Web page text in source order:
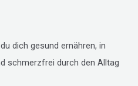
dich gesund ernähren, in
schmerzfrei durch den Alltag